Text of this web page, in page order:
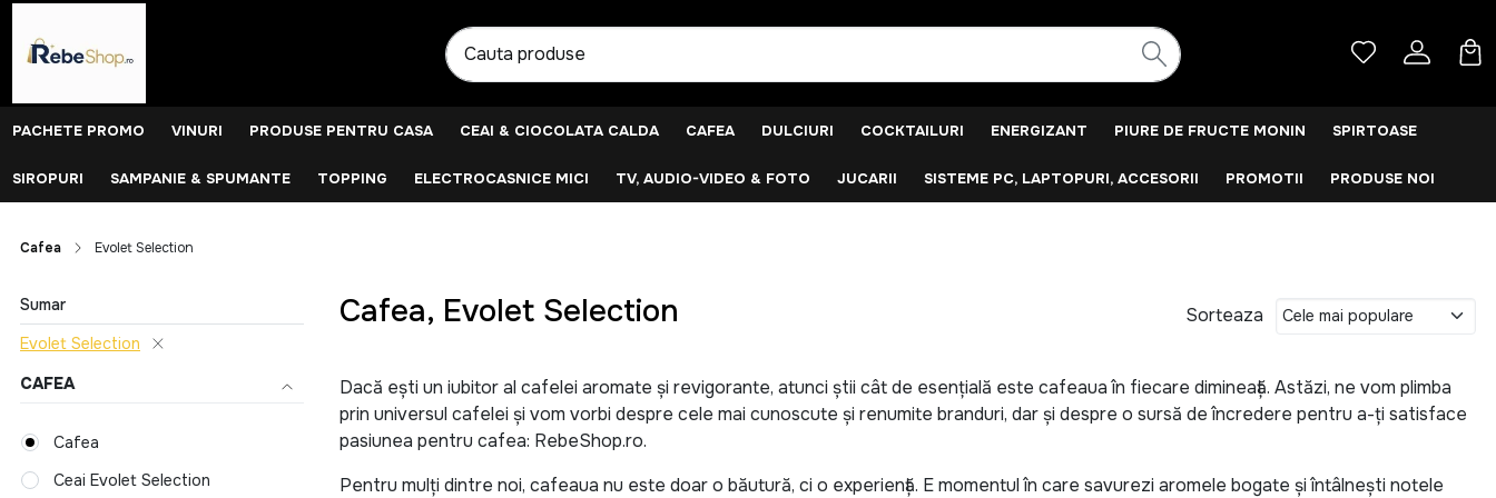
PACHETE PROMO VINURI PRODUSE PENTRU CASA CEAI & CIOCOLATA CALDA CAFEA DULCIURI COCKTAILURI ENERGIZANT PIURE DE FRUCTE MONIN SPIRTOASE
SIROPURI SAMPANIE & SPUMANTE TOPPING ELECTROCASNICE MICI TV, AUDIO-VIDEO & FOTO JUCARII SISTEME PC, LAPTOPURI, ACCESORII PROMOTII PRODUSE NOI
Cafea Evolet Selection
Sumar
Evolet Selection
CAFEA
Cafea
Ceai Evolet Selection
Cafea, Evolet Selection Sorteaza
Dacă ești un iubitor al cafelei aromate și revigorante, atunci știi cât de esențială este cafeaua în fiecare dimineață. Astăzi, ne vom plimba
prin universul cafelei și vom vorbi despre cele mai cunoscute și renumite branduri, dar și despre o sursă de încredere pentru a-ți satisface
pasiunea pentru cafea: RebeShop.ro.
Pentru mulți dintre noi, cafeaua nu este doar o băutură, ci o experiență. E momentul în care savurezi aromele bogate și întâlnești notele